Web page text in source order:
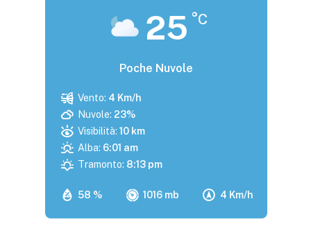
25 °C
Poche Nuvole
58 % 1016 mb 4 Km/h
Vento: 4 Km/h
Nuvole: 23%
Visibilità: 10 km
Alba: 6:01 am
Tramonto: 8:13 pm